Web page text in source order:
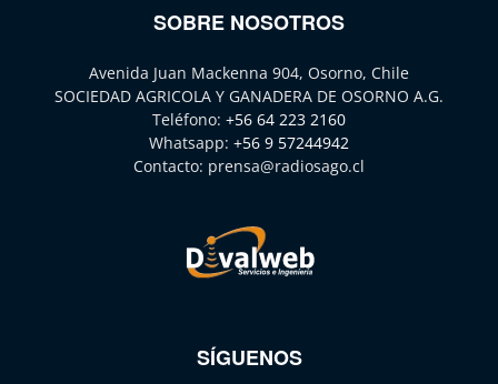
SOBRE NOSOTROS
Avenida Juan Mackenna 904, Osorno, Chile
SOCIEDAD AGRICOLA Y GANADERA DE OSORNO A.G.
Teléfono: +56 64 223 2160
Whatsapp: +56 9 57244942
Contacto: prensa@radiosago.cl
SÍGUENOS